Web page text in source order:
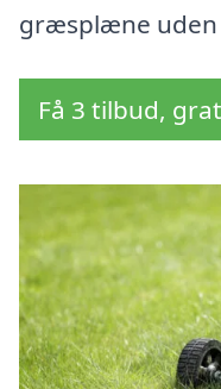
græsplæne uden
Få 3 tilbud,